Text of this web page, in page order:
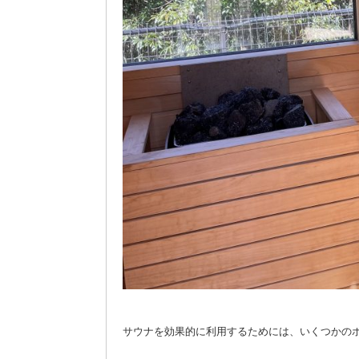
サウナを効果的に利用するためには、いくつかの